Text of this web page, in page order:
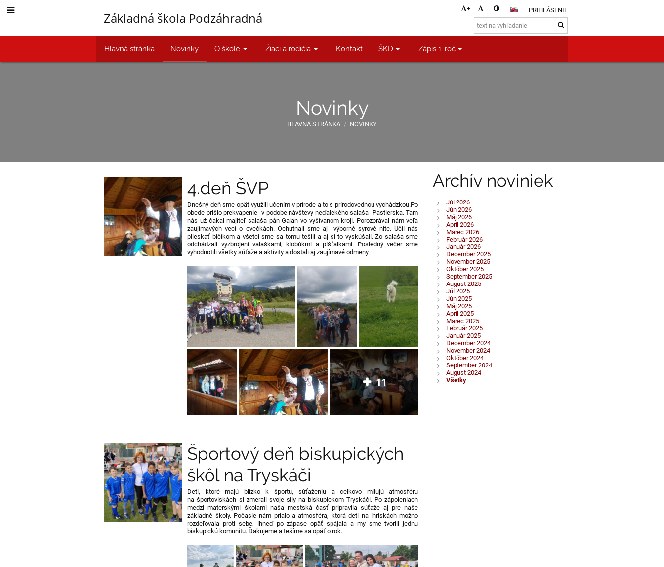
Základná škola Podzáhradná
+ - PRIHLÁSENIE
Hlavná stránka Novinky O škole Žiaci a rodičia Kontakt ŠKD Zápis 1. roč
Novinky
HLAVNÁ STRÁNKA / NOVINKY
Novinky 4.deň ŠVP
Dnešný deň sme opäť využili učením v prírode a to s prírodovednou vychádzkou.Po
obede prišlo prekvapenie- v podobe návštevy neďalekého salaša- Pastierska. Tam
nás už čakal majiteľ salaša pán Gajan vo vyšívanom kroji. Porozprával nám veľa
zaujímavých vecí o ovečkách. Ochutnali sme aj výborné syrové nite. Učil nás
plieskať bičíkom a všetci sme sa tomu tešili a aj si to vyskúšali. Zo salaša sme
odchádzali vyzbrojení valaškami, klobúkmi a píšťalkami. Posledný večer sme
vyhodnotili všetky súťaže a aktivity a dostali aj zaujímavé odmeny.
11
Športový deň biskupických
škôl na Tryskáči
Deti, ktoré majú blízko k športu, súťaženiu a celkovo milujú atmosféru
na športoviskách si zmerali svoje sily na biskupickom Tryskáči. Po zápoleniach
medzi materskými školami naša mestská časť pripravila súťaže aj pre naše
základné školy. Počasie nám prialo a atmosféra, ktorá deti na ihriskách možno
rozdeľovala proti sebe, ihneď po zápase opäť spájala a my sme tvorili jednu
biskupickú komunitu. Ďakujeme a tešíme sa opäť o rok.
Archív noviniek
Júl 2026
Jún 2026
Máj 2026
Apríl 2026
Marec 2026
Február 2026
Január 2026
December 2025
November 2025
Október 2025
September 2025
August 2025
Júl 2025
Jún 2025
Máj 2025
Apríl 2025
Marec 2025
Február 2025
Január 2025
December 2024
November 2024
Október 2024
September 2024
August 2024
Všetky